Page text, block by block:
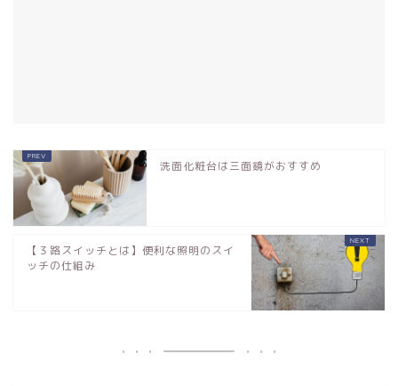
洗面化粧台は三面鏡がおすすめ
【３路スイッチとは】便利な照明のスイ
ッチの仕組み